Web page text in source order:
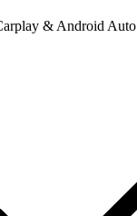
& Android Auto